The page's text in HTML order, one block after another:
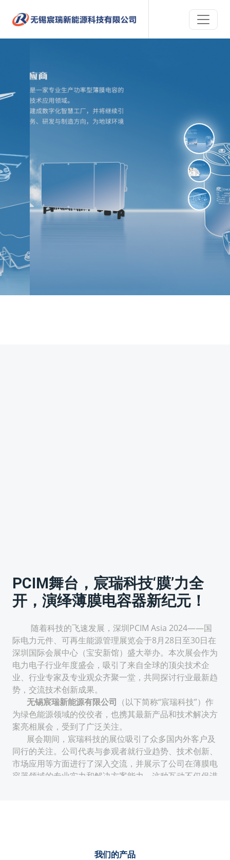
PCIM舞台，宸瑞科技‘膜’力全
开，演绎薄膜电容器新纪元！
随着科技的飞速发展，深圳PCIM Asia 2024——国
际电力元件、可再生能源管理展览会于8月28日至30日在
深圳国际会展中心（宝安新馆）盛大举办。本次展会作为
电力电子行业年度盛会，吸引了来自全球的顶尖技术企
业、行业专家及专业观众齐聚一堂，共同探讨行业最新趋
势，交流技术创新成果。
无锡宸瑞新能源有限公司 （以下简称“宸瑞科技”）作
为绿色能源领域的佼佼者，也携其最新产品和技术解决方
案亮相展会，受到了广泛关注。
展会期间，宸瑞科技的展位吸引了众多国内外客户及
同行的关注。公司代表与参观者就行业趋势、技术创新、
市场应用等方面进行了深入交流，并展示了公司在薄膜电
容器领域的专业实力和解决方案能力。这种互动不仅促进
电气特性稳定、使用寿命周期长、无极性安装便捷等特
我们的产品